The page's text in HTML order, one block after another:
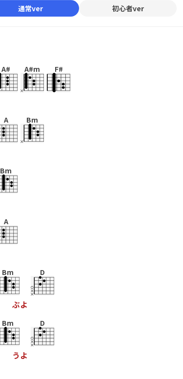
通常ver 初心者ver
A# A#m F#
A Bm
Bm
A
Bm
ぶよ
D
Bm
う よ
D